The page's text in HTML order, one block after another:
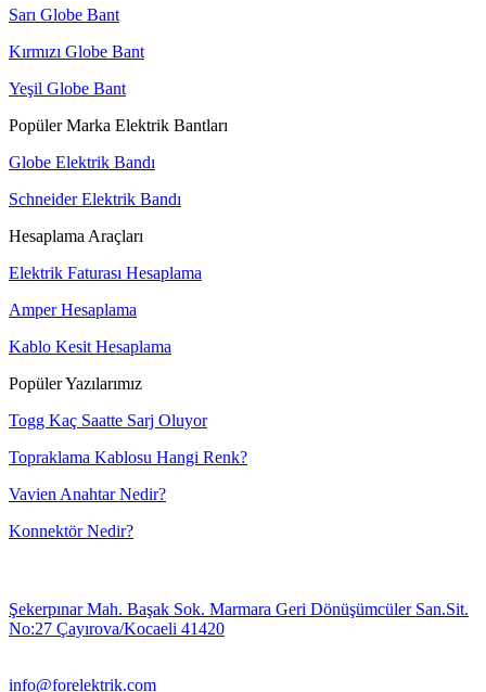
Sarı Globe Bant
Kırmızı Globe Bant
Yeşil Globe Bant
Popüler Marka Elektrik Bantları
Globe Elektrik Bandı
Schneider Elektrik Bandı
Hesaplama Araçları
Elektrik Faturası Hesaplama
Amper Hesaplama
Kablo Kesit Hesaplama
Popüler Yazılarımız
Togg Kaç Saatte Sarj Oluyor
Topraklama Kablosu Hangi Renk?
Vavien Anahtar Nedir?
Konnektör Nedir?
Şekerpınar Mah. Başak Sok. Marmara Geri Dönüşümcüler San.Sit.
No:27 Çayırova/Kocaeli 41420
info@forelektrik.com